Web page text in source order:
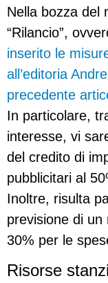
Nella bozza del
“Rilancio”,
inserito le
all’editoria
precedente
In particolare,
interesse, vi
del credito di
pubblicitari al
Inoltre, risulta
previsione di un
30% per le
Risorse